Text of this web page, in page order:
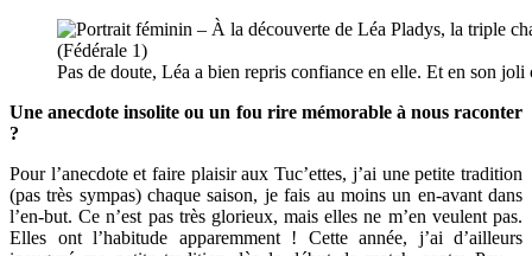
Pas de doute, Léa a bien repris confiance en elle. Et en son joli
Une anecdote insolite ou un fou rire mémorable à nous raconter
?
Pour l’anecdote et faire plaisir aux Tuc’ettes, j’ai une petite tradition
(pas très sympas) chaque saison, je fais au moins un en-avant dans
l’en-but. Ce n’est pas très glorieux, mais elles ne m’en veulent pas.
Elles ont l’habitude apparemment ! Cette année, j’ai d’ailleurs